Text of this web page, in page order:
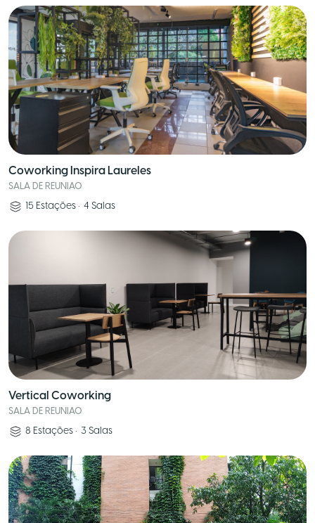
Coworking Inspira Laureles
SALA DE REUNIAO
15 Estações • 4 Salas
Vertical Coworking
SALA DE REUNIAO
8 Estações • 3 Salas